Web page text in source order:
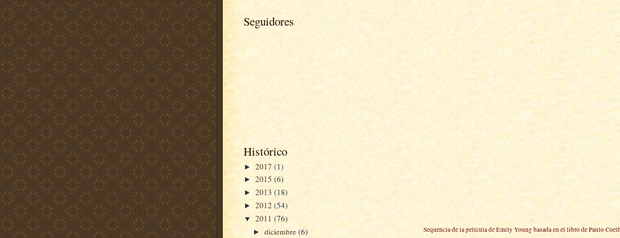
Seguidores
Histórico
► 2017 (1)
► 2015 (6)
► 2013 (18)
► 2012 (54)
▼ 2011 (76)
►diciembre(6) Sequencia de la película de Emily Young basada en el libro de Paulo